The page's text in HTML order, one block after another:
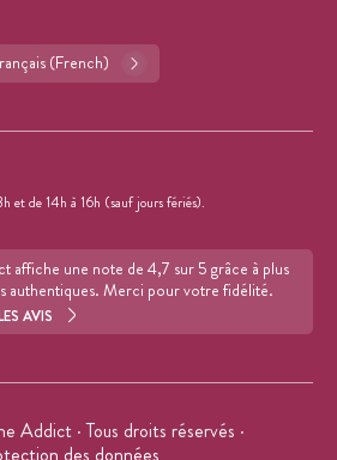
(French)
et de 14h à 16h (sauf jours fériés).
affiche une note de 4,7 sur 5 grâce à plus
authentiques. Merci pour votre fidélité.
AVIS
Addict · Tous droits réservés ·
des données